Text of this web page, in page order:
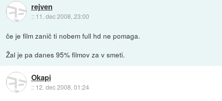
rejven
:: 11. dec 2008, 23:00
če je film zanič ti nobem full hd ne pomaga.
Žal je pa danes 95% filmov za v smeti.
Okapi
:: 12. dec 2008, 01:24